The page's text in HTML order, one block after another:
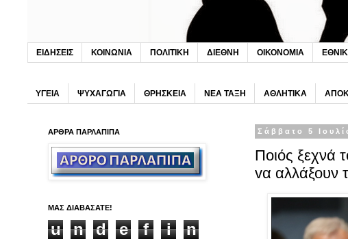
ΕΙΔΗΣΕΙΣ ΚΟΙΝΩΝΙΑ ΠΟΛΙΤΙΚΗ ΔΙΕΘΝΗ ΟΙΚΟΝΟΜΙΑ
ΥΓΕΙΑ ΨΥΧΑΓΩΓΙΑ ΘΡΗΣΚΕΙΑ ΝΕΑ ΤΑΞΗ ΑΘΛΗΤΙΚΑ
Σάββατο 5
Ποιός ξεχνά
vα αλλάξουν
ΑΡΘΡΑ ΠΑΡΛΑΠΙΠΑ
ΜΑΣ ΔΙΑΒΑΣΑΤΕ!
u n d e f i
n